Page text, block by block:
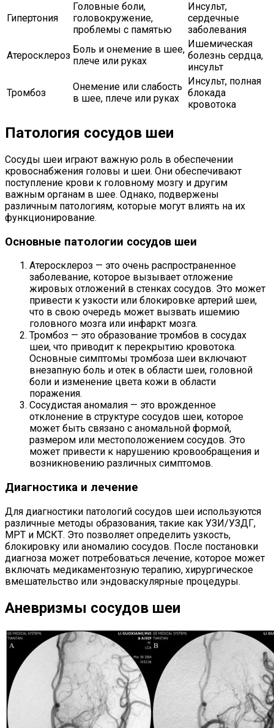
Гипертония
Головные боли,
головокружение,
проблемы с памятью
Инсульт,
сердечные
заболевания
Атеросклероз
Боль и онемение в шее,
плече или руках
Ишемическая
болезнь сердца,
инсульт
Тромбоз
Онемение или слабость
в шее, плече или руках
Инсульт, полная
блокада
кровотока
Патология сосудов шеи
Сосуды шеи играют важную роль в обеспечении
кровоснабжения головы и шеи. Они обеспечивают
поступление крови к головному мозгу и другим
важным органам в шее. Однако, подвержены
различным патологиям, которые могут влиять на их
функционирование.
Основные патологии сосудов шеи
Атеросклероз — это очень распространенное
заболевание, которое вызывает отложение
жировых отложений в стенках сосудов. Это может
привести к узкости или блокировке артерий шеи,
что в свою очередь может вызвать ишемию
головного мозга или инфаркт мозга.
Тромбоз — это образование тромбов в сосудах
шеи, что приводит к перекрытию кровотока.
Основные симптомы тромбоза шеи включают
внезапную боль и отек в области шеи, головной
боли и изменение цвета кожи в области
поражения.
Сосудистая аномалия — это врожденное
отклонение в структуре сосудов шеи, которое
может быть связано с аномальной формой,
размером или местоположением сосудов. Это
может привести к нарушению кровообращения и
возникновению различных симптомов.
Диагностика и лечение
Для диагностики патологий сосудов шеи используются
различные методы образования, такие как УЗИ/УЗДГ,
МРТ и МСКТ. Это позволяет определить узкость,
блокировку или аномалию сосудов. После постановки
диагноза может потребоваться лечение, которое может
включать медикаментозную терапию, хирургическое
вмешательство или эндоваскулярные процедуры.
Аневризмы сосудов шеи